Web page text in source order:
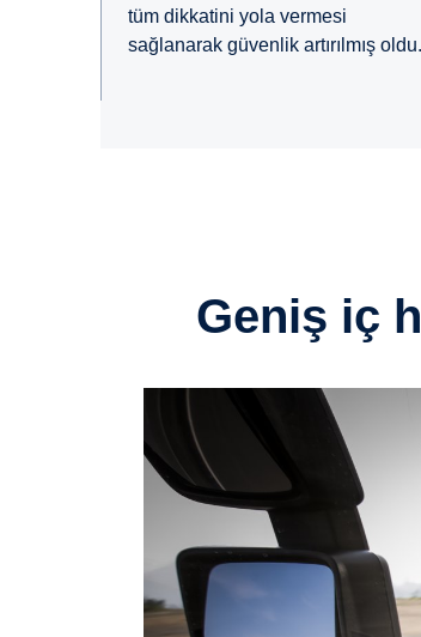
tüm dikkatini yola vermesi
sağlanarak güvenlik artırılmış oldu.
Geniş